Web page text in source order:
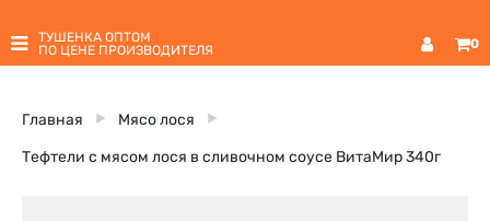
ТУШЕНКА ОПТОМ
ПО ЦЕНЕ ПРОИЗВОДИТЕЛЯ
0
Главная Мясо лося
Тефтели с мясом лося в сливочном соусе ВитаМир 340г